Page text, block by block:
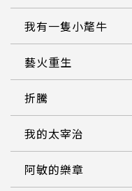
我有一隻小氂牛
藝火重生
折騰
我的太宰治
阿敏的樂章